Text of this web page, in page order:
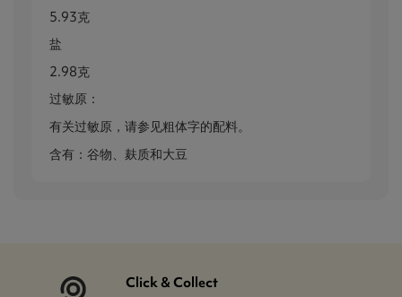
5.93克
盐
2.98克
过敏原：
有关过敏原，请参见粗体字的配料。
含有：谷物、麸质和大豆
Click & Collect